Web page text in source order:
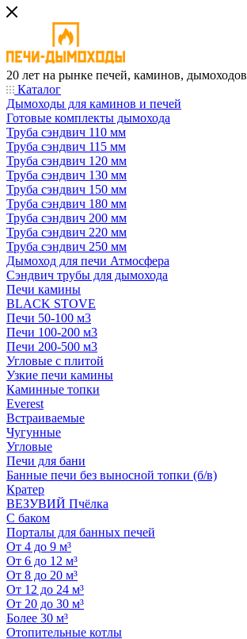
20 лет на рынке печей, каминов, дымоходов
Каталог
Дымоходы для каминов и печей
Готовые комплекты дымохода
Труба сэндвич 110 мм
Труба сэндвич 115 мм
Труба сэндвич 120 мм
Труба сэндвич 130 мм
Труба сэндвич 150 мм
Труба сэндвич 180 мм
Труба сэндвич 200 мм
Труба сэндвич 220 мм
Труба сэндвич 250 мм
Дымоход для печи Атмосфера
Сэндвич трубы для дымохода
Печи камины
BLACK STOVE
Печи 50-100 м3
Печи 100-200 м3
Печи 200-500 м3
Угловые с плитой
Узкие печи камины
Каминные топки
Everest
Встраиваемые
Чугунные
Угловые
Печи для бани
Банные печи без выносной топки (б/в)
Кратер
ВЕЗУВИЙ Пчёлка
С баком
Порталы для банных печей
От 4 до 9 м³
От 6 до 12 м³
От 8 до 20 м³
От 12 до 24 м³
От 20 до 30 м³
Более 30 м³
Отопительные котлы